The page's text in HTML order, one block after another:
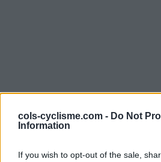
cols-cyclisme.com - Do Not
Information
If you wish to opt-out of the sale,